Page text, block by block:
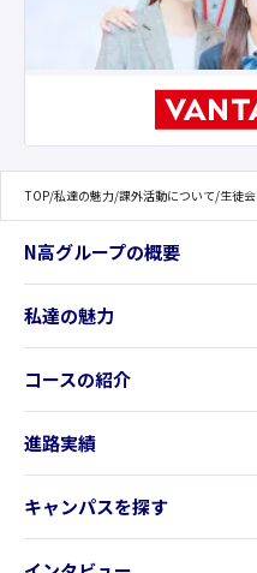
TOP/私達の魅力/課外活動について/生徒会
N高グループの概要
私達の魅力
コースの紹介
進路実績
キャンパスを探す